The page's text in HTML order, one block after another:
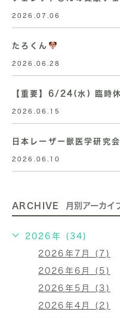
2026.07.06
たろくん
2026.06.28
【重要】6/24(水) 臨時
2026.06.15
日本レーザー獣医学研究会
2026.06.10
ARCHIVE 月別アーカイ
2026年 (34)
2026年7月 (7)
2026年6月 (5)
2026年5月 (3)
2026年4月 (2)